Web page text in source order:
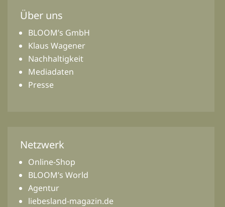
Über uns
BLOOM’s GmbH
Klaus Wagener
Nachhaltigkeit
Mediadaten
Presse
Netzwerk
Online-Shop
BLOOM’s World
Agentur
liebesland-magazin.de